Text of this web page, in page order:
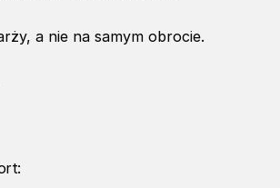
a nie na samym obrocie.